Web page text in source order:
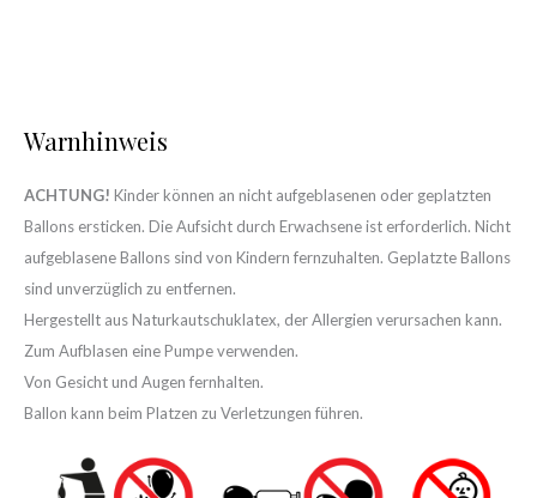
Warnhinweis
ACHTUNG! Kinder können an nicht aufgeblasenen oder geplatzten
Ballons ersticken. Die Aufsicht durch Erwachsene ist erforderlich. Nicht
aufgeblasene Ballons sind von Kindern fernzuhalten. Geplatzte Ballons
sind unverzüglich zu entfernen.
Hergestellt aus Naturkautschuklatex, der Allergien verursachen kann.
Zum Aufblasen eine Pumpe verwenden.
Von Gesicht und Augen fernhalten.
Ballon kann beim Platzen zu Verletzungen führen.